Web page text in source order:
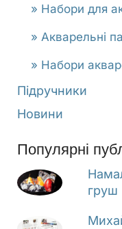
» Набори для
» Акварельні
» Набори
Підручники
Новини
Популярні
груш